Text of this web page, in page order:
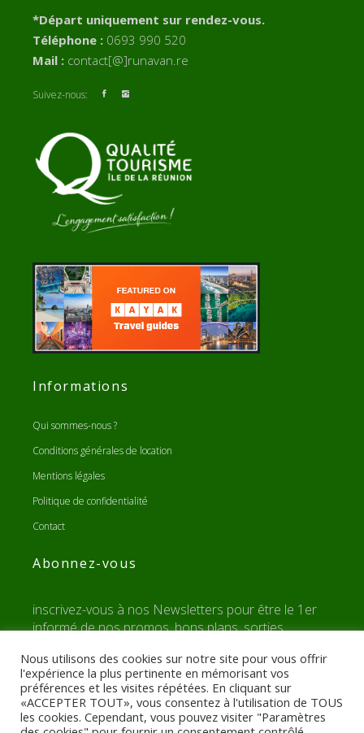
*Départ uniquement sur rendez-vous.
Téléphone : 0693 990 520
Mail : contact[@]runavan.re
Suivez-nous:
Informations
Qui sommes-nous ?
Conditions générales de location
Mentions légales
Politique de confidentialité
Contact
Abonnez-vous
inscrivez-vous à nos Newsletters pour être le 1er
informé de nos promos, bons plans, sorties,...
Nous utilisons des cookies sur notre site pour vous offrir
l'expérience la plus pertinente en mémorisant vos
préférences et les visites répétées. En cliquant sur
«ACCEPTER TOUT», vous consentez à l'utilisation de TOUS
les cookies. Cependant, vous pouvez visiter "Paramètres